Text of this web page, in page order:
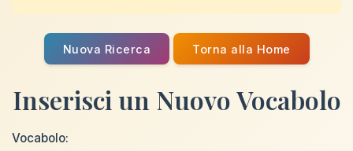
Nuova Ricerca Torna alla Home
Inserisci un Nuovo Vocabolo
Vocabolo: